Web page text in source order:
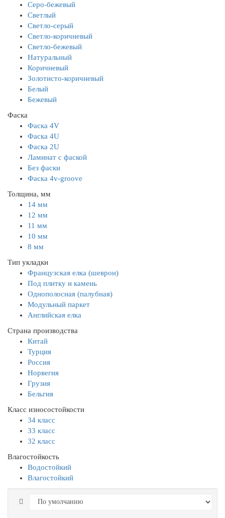
Серо-бежевый
Светлый
Светло-серый
Светло-коричневый
Светло-бежевый
Натуральный
Коричневый
Золотисто-коричневый
Белый
Бежевый
Фаска
Фаска 4V
Фаска 4U
Фаска 2U
Ламинат с фаской
Без фаски
Фаска 4v-groove
Толщина, мм
14 мм
12 мм
11 мм
10 мм
8 мм
Тип укладки
Французская елка (шеврон)
Под плитку и камень
Однополосная (палубная)
Модульный паркет
Английская елка
Страна производства
Китай
Турция
Россия
Норвегия
Грузия
Бельгия
Класс износостойкости
34 класс
33 класс
32 класс
Влагостойкость
Водостойкий
Влагостойкий